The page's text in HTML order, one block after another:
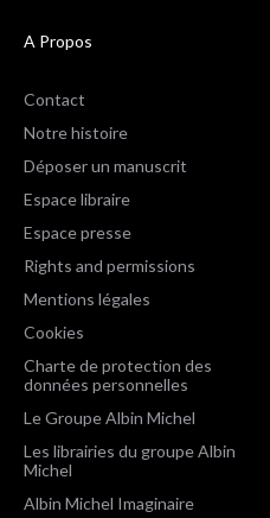
A Propos
Contact
Notre histoire
Déposer un manuscrit
Espace libraire
Espace presse
Rights and permissions
Mentions légales
Cookies
Charte de protection des
données personnelles
Le Groupe Albin Michel
Les librairies du groupe Albin
Michel
Albin Michel Imaginaire